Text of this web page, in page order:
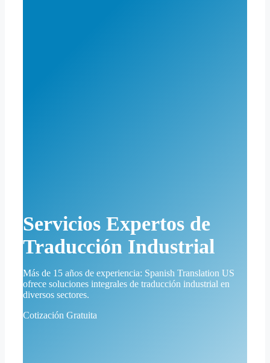
Servicios Expertos de
Traducción Industrial
Más de 15 años de experiencia: Spanish Translation US
ofrece soluciones integrales de traducción industrial en
diversos sectores.
Cotización Gratuita